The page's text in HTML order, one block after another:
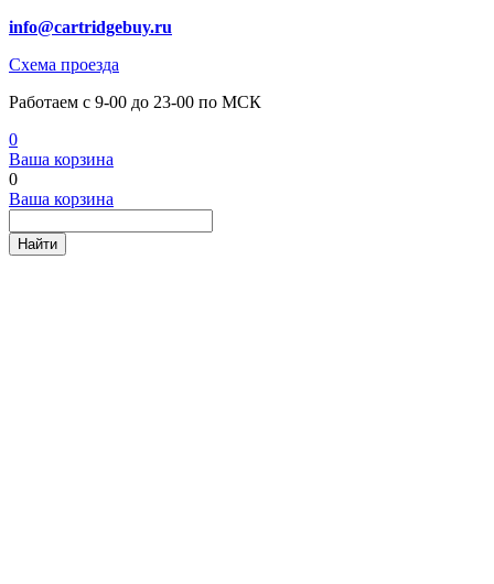
info@cartridgebuy.ru
Схема проезда
Работаем с 9-00 до 23-00 по МСК
0
Ваша корзина
0
Ваша корзина
Найти